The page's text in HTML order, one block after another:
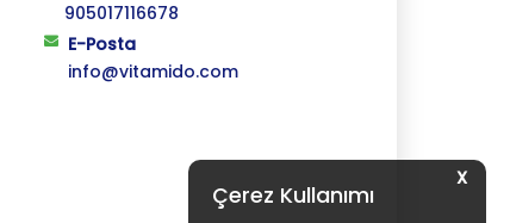
X
Çerez Kullanımı
905017116678
E-Posta
info@vitamido.com